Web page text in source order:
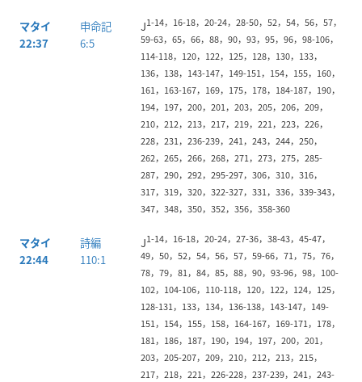
マタイ
22:37
申命記
6:5
J1-14，16-18，20-24，28-50，52，54，56，57，
59-63，65，66，88，90，93，95，96，98-106，
114-118，120，122，125，128，130，133，
136，138，143-147，149-151，154，155，160，
161，163-167，169，175，178，184-187，190，
194，197，200，201，203，205，206，209，
210，212，213，217，219，221，223，226，
228，231，236-239，241，243，244，250，
262，265，266，268，271，273，275，285-
287，290，292，295-297，306，310，316，
317，319，320，322-327，331，336，339-343，
347，348，350，352，356，358-360
マタイ
22:44
詩編
110:1
J1-14，16-18，20-24，27-36，38-43，45-47，
49，50，52，54，56，57，59-66，71，75，76，
78，79，81，84，85，88，90，93-96，98，100-
102，104-106，110-118，120，122，124，125，
128-131，133，134，136-138，143-147，149-
151，154，155，158，164-167，169-171，178，
181，186，187，190，194，197，200，201，
203，205-207，209，210，212，213，215，
217，218，221，226-228，237-239，241，243-